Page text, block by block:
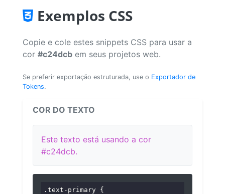
Exemplos CSS
Copie e cole estes snippets CSS para usar a
cor #c24dcb em seus projetos web.
Se preferir exportação estruturada, use o Exportador de
Tokens.
COR DO TEXTO
Este texto está usando a cor
#c24dcb.
.text-primary {